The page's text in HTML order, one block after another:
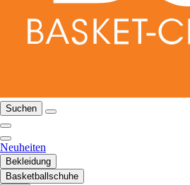
Suchen
Neuheiten
Bekleidung
Basketballschuhe